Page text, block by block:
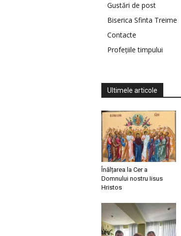
Gustări de post
Biserica Sfinta Treime
Contacte
Profețiile timpului
Ultimele articole
Înălțarea la Cer a
Domnului nostru Iisus
Hristos